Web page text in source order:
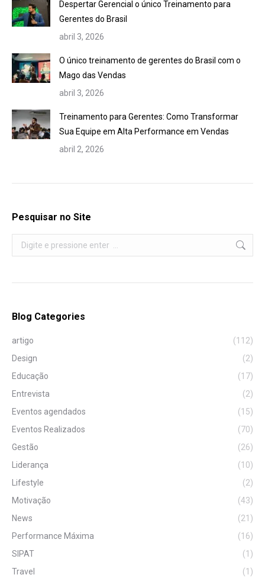
Despertar Gerencial o único Treinamento para
Gerentes do Brasil
abril 3, 2026
O único treinamento de gerentes do Brasil com o
Mago das Vendas
abril 3, 2026
Treinamento para Gerentes: Como Transformar
Sua Equipe em Alta Performance em Vendas
abril 2, 2026
Pesquisar no Site
Search:
Blog Categories
artigo
(112)
Design
(2)
Educação
(17)
Entrevista
(2)
Eventos agendados
(15)
Eventos Realizados
(70)
Gestão
(26)
Liderança
(10)
Lifestyle
(2)
Motivação
(43)
News
(21)
Performance Máxima
(16)
SIPAT
(1)
Travel
(1)